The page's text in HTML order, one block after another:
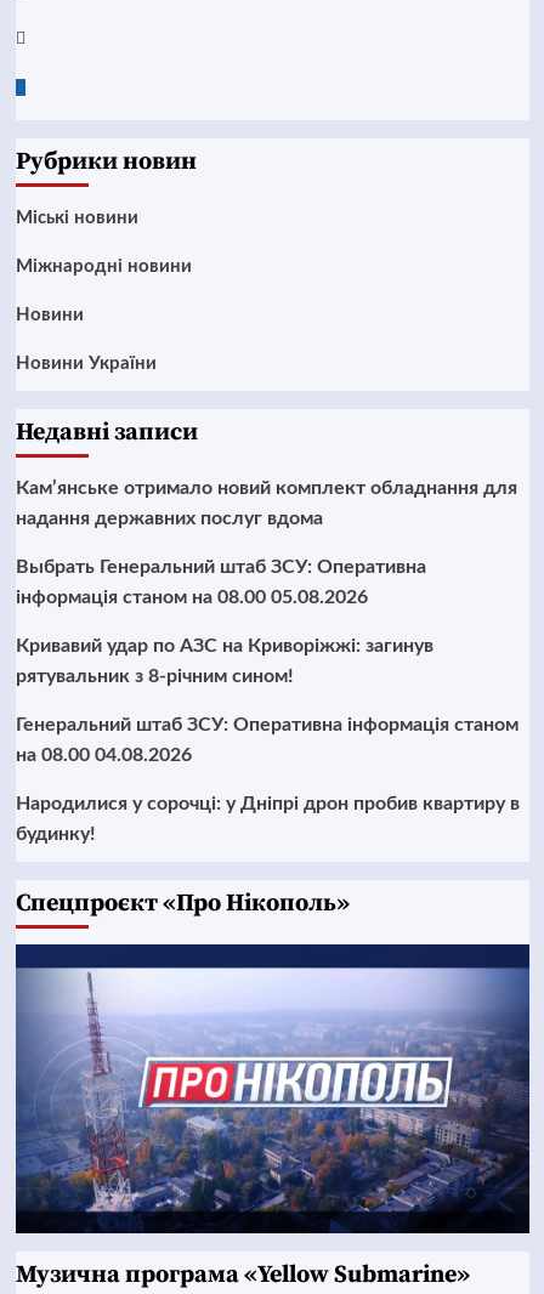
Twitter
Google
Рубрики новин
Mіські новини
Міжнародні новини
Новини
Новини України
Недавні записи
Кам’янське отримало новий комплект обладнання для
надання державних послуг вдома
Выбрать Генеральний штаб ЗСУ: Оперативна
інформація станом на 08.00 05.08.2026
Кривавий удар по АЗС на Криворіжжі: загинув
рятувальник з 8-річним сином!
Генеральний штаб ЗСУ: Оперативна інформація станом
на 08.00 04.08.2026
Народилися у сорочці: у Дніпрі дрон пробив квартиру в
будинку!
Cпецпроєкт «Про Нікополь»
Музична програма «Yellow Submarine»